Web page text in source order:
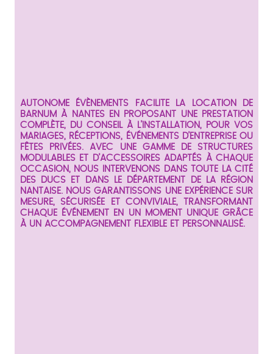
AUTONOME ÉVÈNEMENTS FACILITE LA LOCATION DE
BARNUM À NANTES EN PROPOSANT UNE PRESTATION
COMPLÈTE, DU CONSEIL À L’INSTALLATION, POUR VOS
MARIAGES, RÉCEPTIONS, ÉVÉNEMENTS D’ENTREPRISE OU
FÊTES PRIVÉES. AVEC UNE GAMME DE STRUCTURES
MODULABLES ET D’ACCESSOIRES ADAPTÉS À CHAQUE
OCCASION, NOUS INTERVENONS DANS TOUTE LA CITÉ
DES DUCS ET DANS LE DÉPARTEMENT DE LA RÉGION
NANTAISE. NOUS GARANTISSONS UNE EXPÉRIENCE SUR
MESURE, SÉCURISÉE ET CONVIVIALE, TRANSFORMANT
CHAQUE ÉVÉNEMENT EN UN MOMENT UNIQUE GRÂCE
À UN ACCOMPAGNEMENT FLEXIBLE ET PERSONNALISÉ.